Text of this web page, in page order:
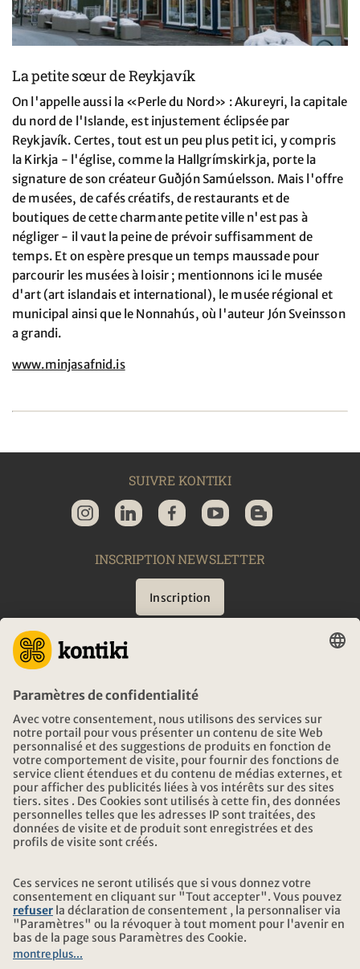
La petite sœur de Reykjavík
On l'appelle aussi la «Perle du Nord» : Akureyri, la capitale
du nord de l'Islande, est injustement éclipsée par
Reykjavík. Certes, tout est un peu plus petit ici, y compris
la Kirkja - l'église, comme la Hallgrímskirkja, porte la
signature de son créateur Guðjón Samúelsson. Mais l'offre
de musées, de cafés créatifs, de restaurants et de
boutiques de cette charmante petite ville n'est pas à
négliger - il vaut la peine de prévoir suffisamment de
temps. Et on espère presque un temps maussade pour
parcourir les musées à loisir ; mentionnons ici le musée
d'art (art islandais et international), le musée régional et
municipal ainsi que le Nonnahús, où l'auteur Jón Sveinsson
a grandi.
www.minjasafnid.is
SUIVRE KONTIKI
INSCRIPTION NEWSLETTER
Inscription
CONSEIL
URGENCES EN VOYAGE
HEURES D'OUVERTURE KONTIKI VOYAGES
TÉLÉCHARGEMENT ET LIENS
ADRESSE
AU SUJET DE KONTIKI
CERTIFICATION
NOS PARTENAIRES